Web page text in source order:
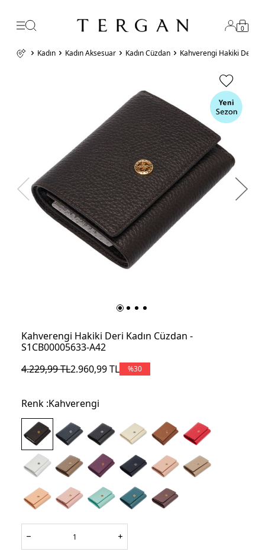
0
Kadın Kadın Aksesuar Kadın Cüzdan Kahverengi Hakiki Deri
Kahverengi Hakiki Deri Kadın Cüzdan -
S1CB00005633-A42
4.229,99TL2.960,99TL %30
Renk :Kahverengi